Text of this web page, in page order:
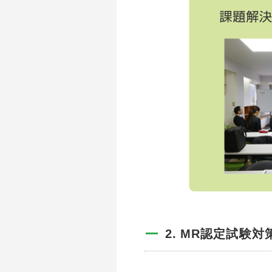
MR認定試験対